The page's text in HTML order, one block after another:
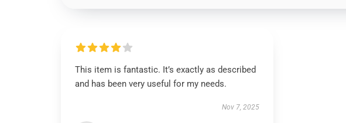
This item is fantastic. It’s exactly as described
and has been very useful for my needs.
Nov 7, 2025